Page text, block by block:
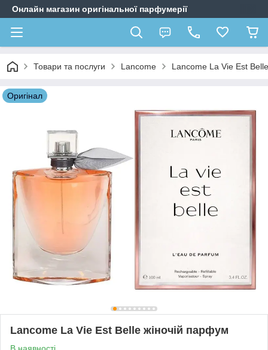
Онлайн магазин оригінальної парфумерії
Товари та послуги Lancome Lancome La Vie Est
Оригiнал
Lancome La Vie Est Belle жіночій парфум
В наявності